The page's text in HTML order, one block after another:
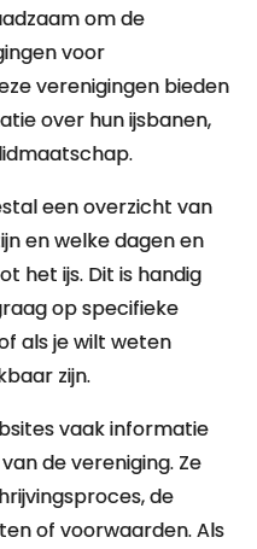
om de
voor
verenigingen bieden
over hun ijsbanen,
een overzicht van
en welke dagen en
het ijs. Dit is handig
op specifieke
als je wilt weten
zijn.
vaak informatie
de vereniging. Ze
de
of voorwaarden. Als